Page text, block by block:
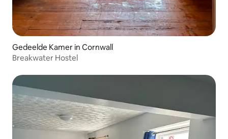
Gedeelde Kamer in Cornwall
Breakwater Hostel